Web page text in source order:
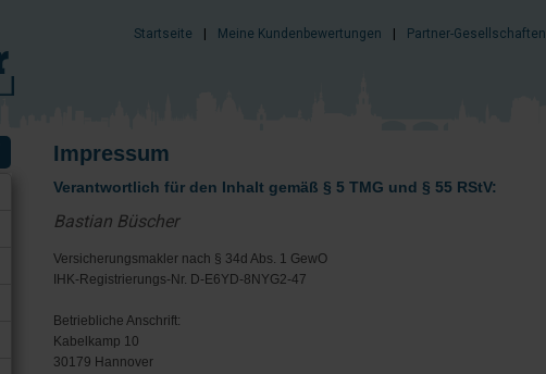
Startseite Meine Kundenbewertungen Partner-Gesellschaften
Impressum
Verantwortlich für den Inhalt gemäß § 5 TMG und § 55 RStV:
Bastian Büscher
Versicherungsmakler nach § 34d Abs. 1 GewO
IHK-Registrierungs-Nr. D-E6YD-8NYG2-47
Betriebliche Anschrift:
Kabelkamp 10
30179 Hannover